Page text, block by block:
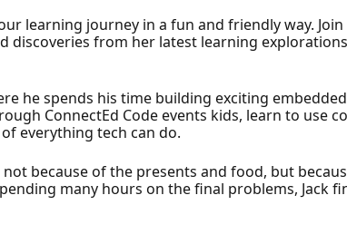
learning journey in a fun and friendly way.
discoveries from her latest learning
he spends his time building exciting
ConnectEd Code events kids, learn to use
everything tech can do.
because of the presents and food, but
many hours on the final problems, Jack